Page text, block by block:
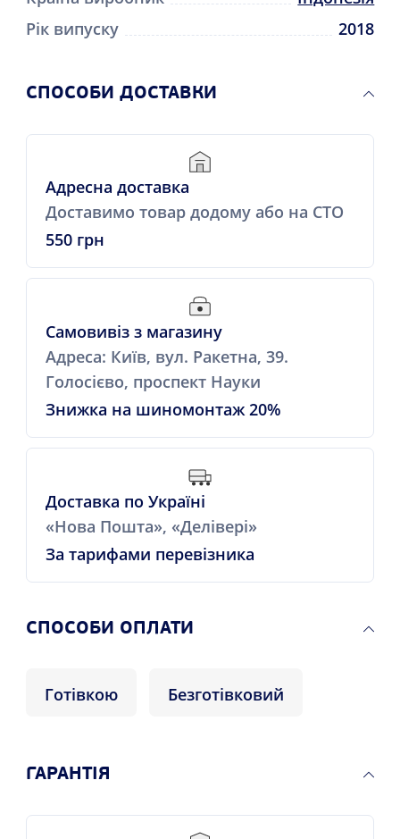
Рік випуску
2018
СПОСОБИ ДОСТАВКИ
Адресна доставка
Доставимо товар додому або на СТО
550 грн
Самовивіз з магазину
Адреса: Київ, вул. Ракетна, 39.
Голосієво, проспект Науки
Знижка на шиномонтаж 20%
Доставка по Україні
«Нова Пошта», «Делівері»
За тарифами перевізника
СПОСОБИ ОПЛАТИ
Готівкою Безготівковий
ГАРАНТІЯ